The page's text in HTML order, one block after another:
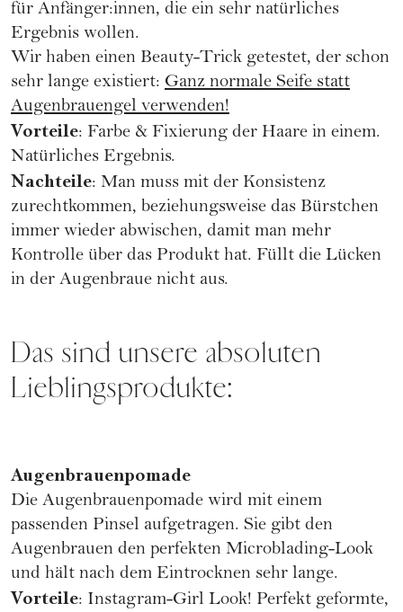
für Anfänger:innen, die ein sehr natürliches
Ergebnis wollen.
Wir haben einen Beauty-Trick getestet, der schon
sehr lange existiert: Ganz normale Seife statt
Augenbrauengel verwenden!
Vorteile: Farbe & Fixierung der Haare in einem.
Natürliches Ergebnis.
Nachteile: Man muss mit der Konsistenz
zurechtkommen, beziehungsweise das Bürstchen
immer wieder abwischen, damit man mehr
Kontrolle über das Produkt hat. Füllt die Lücken
in der Augenbraue nicht aus.
Das sind unsere absoluten
Lieblingsprodukte:
Augenbrauenpomade
Die Augenbrauenpomade wird mit einem
passenden Pinsel aufgetragen. Sie gibt den
Augenbrauen den perfekten Microblading-Look
und hält nach dem Eintrocknen sehr lange.
Vorteile: Instagram-Girl Look! Perfekt geformte,